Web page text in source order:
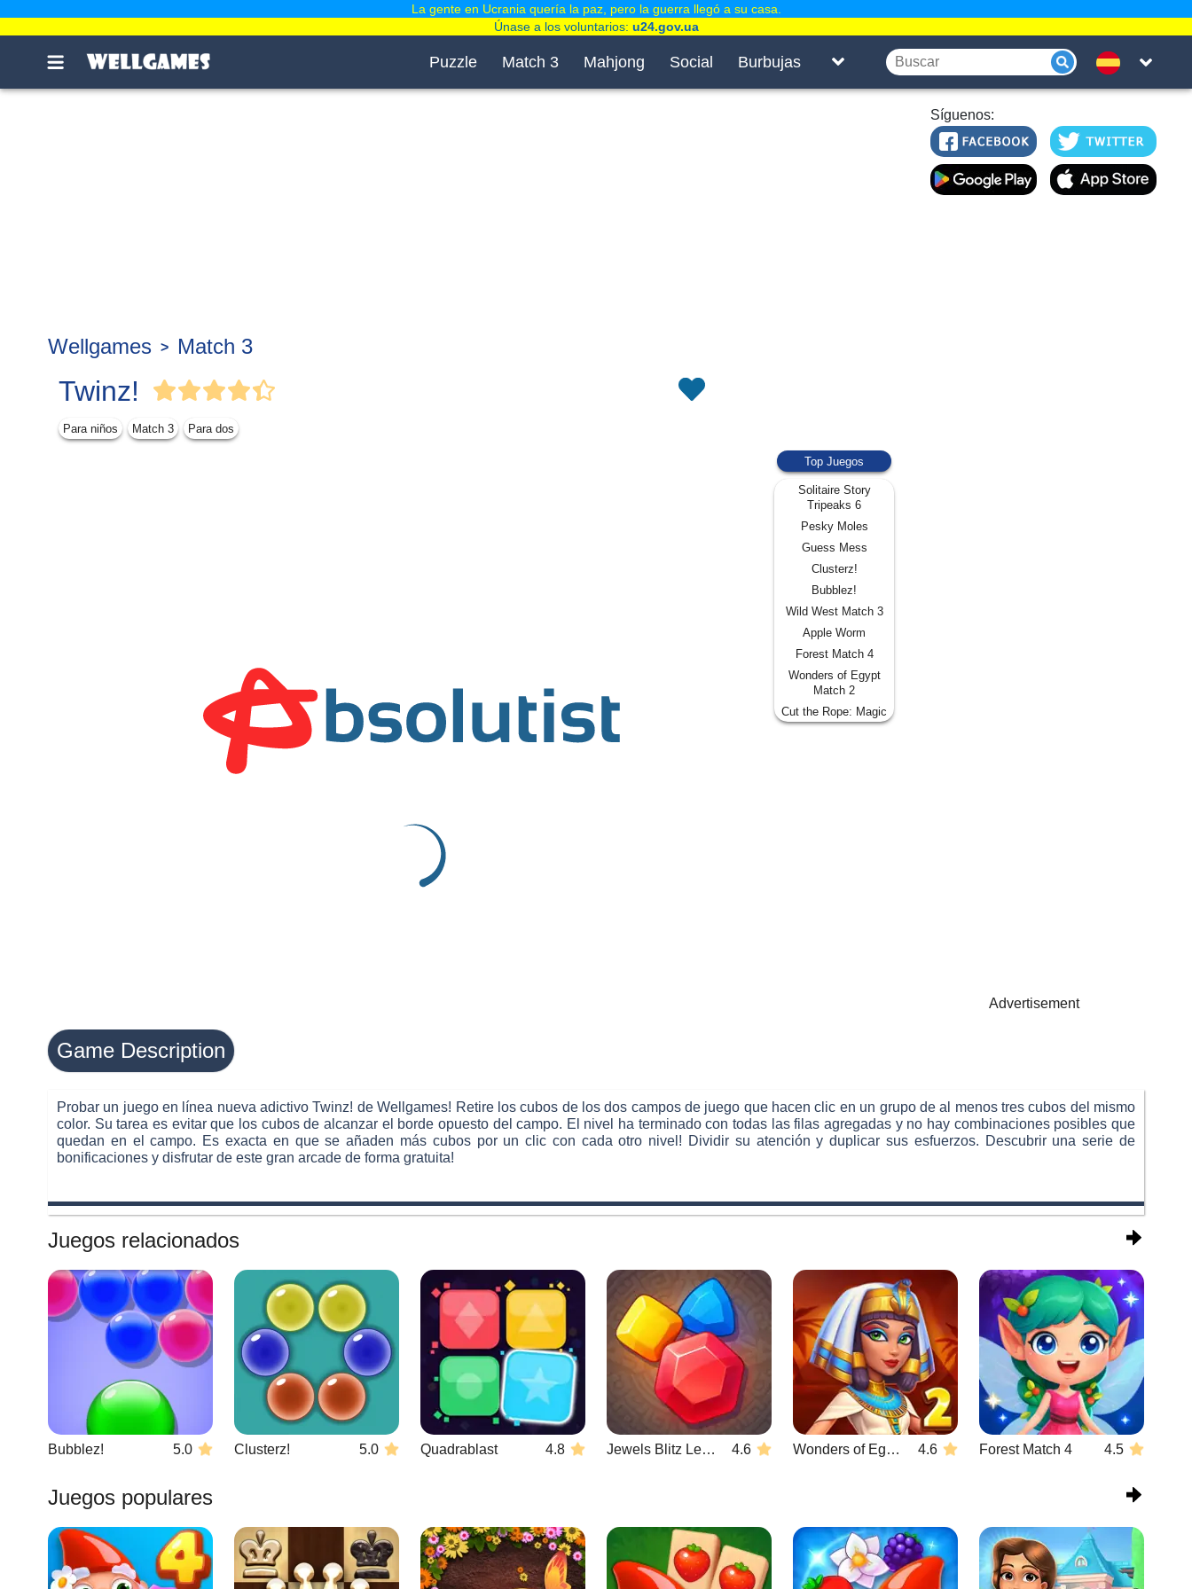
Puzzle Match 3 Mahjong Social Burbujas
Síguenos:
Wellgames Match 3
Twinz!
Para niños Match 3 Para dos
Top Juegos
Solitaire Story
Tripeaks 6
Pesky Moles
Guess Mess
Clusterz!
Bubblez!
Wild West Match 3
Apple Worm
Forest Match 4
Wonders of Egypt
Match 2
Cut the Rope: Magic
Advertisement
Game Description
Probar un juego en línea nueva adictivo Twinz! de Wellgames! Retire los cubos de los dos campos de juego que hacen clic en un grupo de al menos tres cubos del mismo
color. Su tarea es evitar que los cubos de alcanzar el borde opuesto del campo. El nivel ha terminado con todas las filas agregadas y no hay combinaciones posibles que
quedan en el campo. Es exacta en que se añaden más cubos por un clic con cada otro nivel! Dividir su atención y duplicar sus esfuerzos. Descubrir una serie de
bonificaciones y disfrutar de este gran arcade de forma gratuita!
Juegos relacionados
Bubblez! 5.0 Clusterz! 5.0 Quadrablast 4.8 Jewels Blitz Legends 4.6 Wonders of Egypt Match 2 4.6 Forest Match 4 4.5
Juegos populares
La gente en Ucrania quería la paz, pero la guerra llegó a su casa.
Únase a los voluntarios: u24.gov.ua